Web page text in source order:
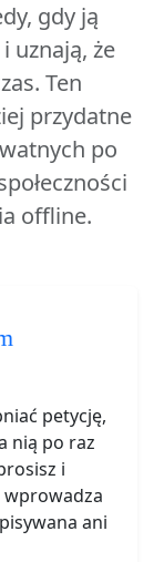
gdy ją
uznają, że
Ten
przydatne
po
offline.
petycję,
nią po raz
i
wprowadza
ani